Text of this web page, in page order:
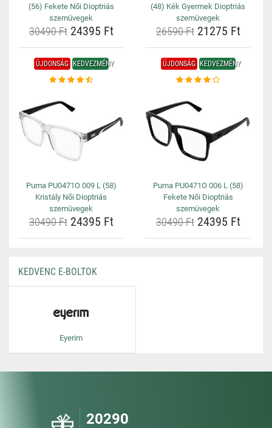
(56) Fekete Női Dioptriás
szemüvegek
30490 Ft24395 Ft
(48) Kék Gyermek Dioptriás
szemüvegek
26590 Ft21275 Ft
ÚJDONSÁG KEDVEZMÉNY
Puma PU0471O 009 L (58)
Kristály Női Dioptriás
szemüvegek
30490 Ft24395 Ft
ÚJDONSÁG KEDVEZMÉNY
Puma PU0471O 006 L (58)
Fekete Női Dioptriás
szemüvegek
30490 Ft24395 Ft
KEDVENC E-BOLTOK
Eyerim
20290